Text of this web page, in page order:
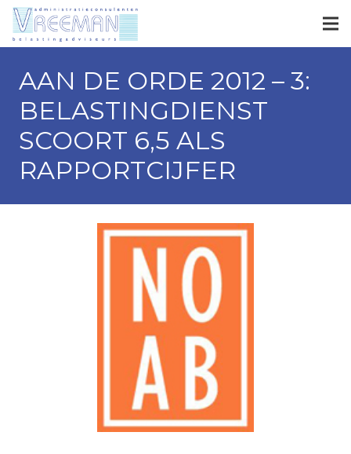
AAN DE ORDE 2012 – 3:
BELASTINGDIENST
SCOORT 6,5 ALS
RAPPORTCIJFER